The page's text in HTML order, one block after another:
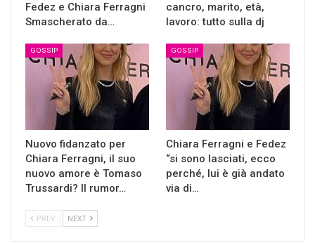
Fedez e Chiara Ferragni
Smascherato da…
cancro, marito, età,
lavoro: tutto sulla dj
GOSSIP
Nuovo fidanzato per
Chiara Ferragni, il suo
nuovo amore è Tomaso
Trussardi? Il rumor…
GOSSIP
Chiara Ferragni e Fedez
“si sono lasciati, ecco
perché, lui è già andato
via di…
PREV NEXT